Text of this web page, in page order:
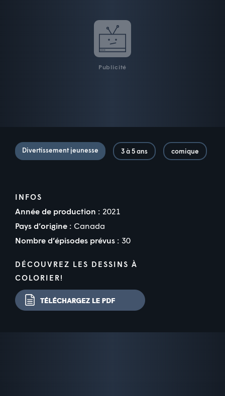
Publicité
Divertissement jeunesse 3 à 5 ans comique
INFOS
Année de production : 2021
Pays d’origine : Canada
Nombre d’épisodes prévus : 30
DÉCOUVREZ LES DESSINS À
COLORIER!